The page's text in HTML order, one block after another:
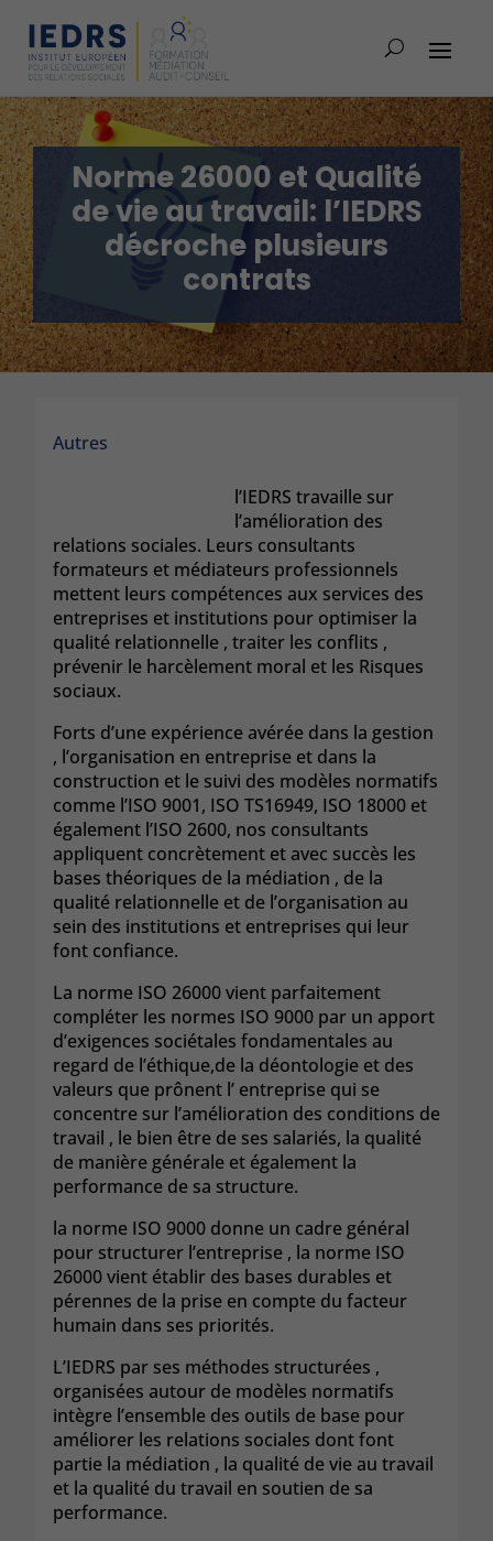
Norme 26000 et Qualité
de vie au travail: l’IEDRS
décroche plusieurs
contrats
Autres
l’IEDRS travaille sur
l’amélioration des
relations sociales. Leurs consultants
formateurs et médiateurs professionnels
mettent leurs compétences aux services des
entreprises et institutions pour optimiser la
qualité relationnelle , traiter les conflits ,
prévenir le harcèlement moral et les Risques
sociaux.
Forts d’une expérience avérée dans la gestion
, l’organisation en entreprise et dans la
construction et le suivi des modèles normatifs
comme l’ISO 9001, ISO TS16949, ISO 18000 et
également l’ISO 2600, nos consultants
appliquent concrètement et avec succès les
bases théoriques de la médiation , de la
qualité relationnelle et de l’organisation au
sein des institutions et entreprises qui leur
font confiance.
La norme ISO 26000 vient parfaitement
compléter les normes ISO 9000 par un apport
d’exigences sociétales fondamentales au
regard de l’éthique,de la déontologie et des
valeurs que prônent l’ entreprise qui se
concentre sur l’amélioration des conditions de
travail , le bien être de ses salariés, la qualité
de manière générale et également la
performance de sa structure.
la norme ISO 9000 donne un cadre général
pour structurer l’entreprise , la norme ISO
26000 vient établir des bases durables et
pérennes de la prise en compte du facteur
humain dans ses priorités.
L’IEDRS par ses méthodes structurées ,
organisées autour de modèles normatifs
intègre l’ensemble des outils de base pour
améliorer les relations sociales dont font
partie la médiation , la qualité de vie au travail
et la qualité du travail en soutien de sa
performance.